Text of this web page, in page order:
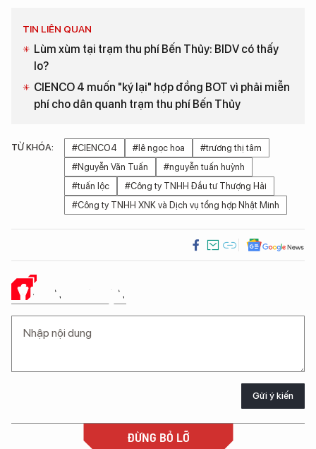
TIN LIÊN QUAN
Lùm xùm tại trạm thu phí Bến Thủy: BIDV có thấy
lo?
CIENCO 4 muốn "ký lại" hợp đồng BOT vì phải miễn
phí cho dân quanh trạm thu phí Bến Thủy
TỪ KHÓA: #CIENCO4 #lê ngọc hoa
#trương thị tâm
#Nguyễn Văn Tuấn
#nguyễn tuấn huỳnh
#tuấn lộc
#Công ty TNHH Đầu tư Thượng Hải
#Công ty TNHH XNK và Dịch vụ tổng hợp Nhật Minh
Ý KIẾN CỦA BẠN
Gửi ý kiến
ĐỪNG BỎ LỠ